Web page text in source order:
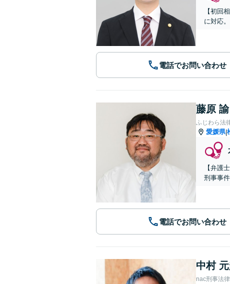
【初回
に対応。
電話でお問い合わせ
藤原 諭
ふじわら法
愛媛県|
【弁護
刑事事
電話でお問い合わせ
中村
nac刑事法